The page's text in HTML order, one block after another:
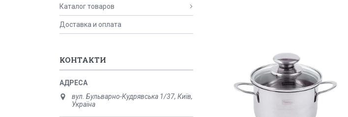
Каталог товаров
Доставка и оплата
КОНТАКТИ
вул. Бульварно-Кудрявська 1/37, Київ,
Україна